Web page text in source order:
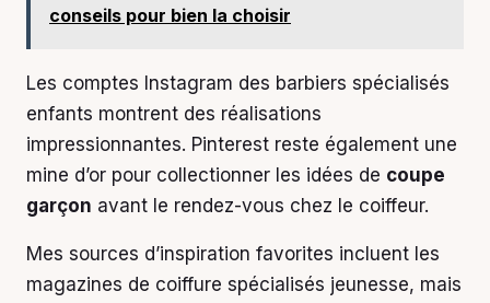
conseils pour bien la choisir
Les comptes Instagram des barbiers spécialisés
enfants montrent des réalisations
impressionnantes. Pinterest reste également une
mine d’or pour collectionner les idées de coupe
garçon avant le rendez-vous chez le coiffeur.
Mes sources d’inspiration favorites incluent les
magazines de coiffure spécialisés jeunesse, mais